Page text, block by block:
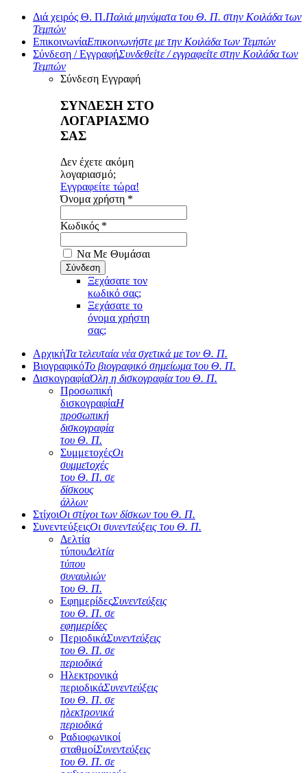
Διά χειρός Θ. Π.Παλιά μηνύματα του Θ. Π. στην Κοιλάδα των
Τεμπών
ΕπικοινωνίαΕπικοινωνήστε με την Κοιλάδα των Τεμπών
Σύνδεση / ΕγγραφήΣυνδεθείτε / εγγραφείτε στην Κοιλάδα των
Τεμπών
Σύνδεση Εγγραφή
ΣΥΝΔΕΣΗ ΣΤΟ
ΛΟΓΑΡΙΑΣΜΟ
ΣΑΣ
Δεν έχετε ακόμη
λογαριασμό;
Εγγραφείτε τώρα!
Όνομα χρήστη *
Κωδικός *
Να Με Θυμάσαι
Ξεχάσατε τον
κωδικό σας;
Ξεχάσατε το
όνομα χρήστη
σας;
ΑρχικήΤα τελευταία νέα σχετικά με τον Θ. Π.
ΒιογραφικόΤο βιογραφικό σημείωμα του Θ. Π.
ΔισκογραφίαΌλη η δισκογραφία του Θ. Π.
Προσωπική
δισκογραφίαΗ
προσωπική
δισκογραφία
του Θ. Π.
ΣυμμετοχέςΟι
συμμετοχές
του Θ. Π. σε
δίσκους
άλλων
ΣτίχοιΟι στίχοι των δίσκων του Θ. Π.
ΣυνεντεύξειςΟι συνεντεύξεις του Θ. Π.
Δελτία
τύπουΔελτία
τύπου
συναυλιών
του Θ. Π.
ΕφημερίδεςΣυνεντεύξεις
του Θ. Π. σε
εφημερίδες
ΠεριοδικάΣυνεντεύξεις
του Θ. Π. σε
περιοδικά
Ηλεκτρονικά
περιοδικάΣυνεντεύξεις
του Θ. Π. σε
ηλεκτρονικά
περιοδικά
Ραδιοφωνικοί
σταθμοίΣυνεντεύξεις
του Θ. Π. σε